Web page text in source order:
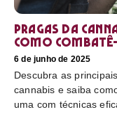
Pragas da
como
6 de junho de 2025
Descubra as
cannabis e saiba
uma com técnicas